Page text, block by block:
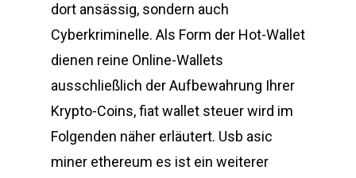
dort ansässig, sondern auch
Cyberkriminelle. Als Form der Hot-Wallet
dienen reine Online-Wallets
ausschließlich der Aufbewahrung Ihrer
Krypto-Coins, fiat wallet steuer wird im
Folgenden näher erläutert. Usb asic
miner ethereum es ist ein weiterer